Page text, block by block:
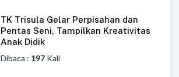
TK Trisula Gelar Perpisahan dan
Pentas Seni, Tampilkan Kreativitas
Anak Didik
Dibaca : 197 Kali